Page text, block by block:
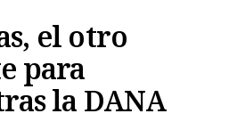
el otro
para
la DANA